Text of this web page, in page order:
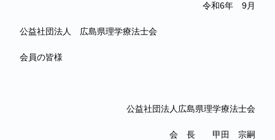
令和6年 9月
公益社団法人 広島県理学療法士会
会員の皆様
公益社団法人広島県理学療法士会
会 長 甲田 宗嗣